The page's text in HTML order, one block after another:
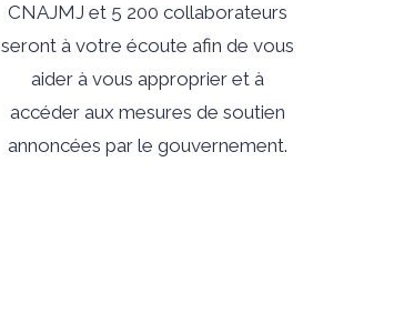
CNAJMJ et 5 200 collaborateurs
seront à votre écoute afin de vous
aider à vous approprier et à
accéder aux mesures de soutien
annoncées par le gouvernement.